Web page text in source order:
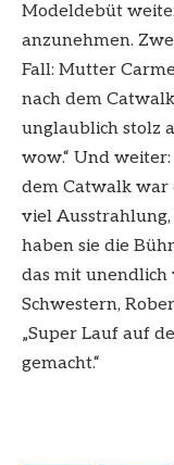
Modeldebüt
anzunehmen.
Fall: Mutter
nach dem
unglaublich stolz
wow.“ Und
dem Catwalk war
viel Ausstrahlung,
haben sie die
das mit unendlich
Schwestern,
„Super Lauf auf
gemacht.“